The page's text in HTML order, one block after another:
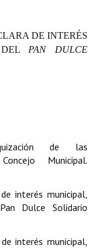
DE INTERÉS
PAN DULCE
de las
Municipal.
interés municipal,
Dulce Solidario
interés municipal,